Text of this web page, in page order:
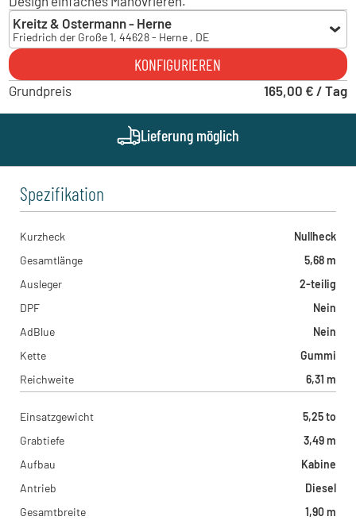
Kreitz & Ostermann - Herne
Friedrich der Große 1, 44628 - Herne , DE
Kreitz & Ostermann - Herne
Friedrich der Große 1, 44628 - Herne , DE
Kreitz & Ostermann - Iserlohn
Kreitz & Ostermann - Hamm
Heinrich-Welken-Straße 11, 59069 - Hamm , DE
KONFIGURIEREN
Grundpreis 165,00 € / Tag
Lieferung möglich
Spezifikation
Kurzheck
Nullheck
Gesamtlänge
5,68 m
Ausleger
2-teilig
DPF
Nein
AdBlue
Nein
Kette
Gummi
Reichweite
6,31 m
Einsatzgewicht
5,25 to
Grabtiefe
3,49 m
Aufbau
Kabine
Antrieb
Diesel
Gesamtbreite
1,90 m